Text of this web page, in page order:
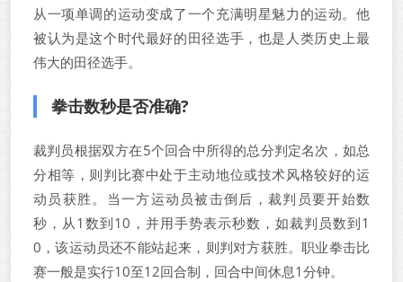
从一项单调的运动变成了一个充满明星魅力的运动。他
被认为是这个时代最好的田径选手，也是人类历史上最
伟大的田径选手。
拳击数秒是否准确?
裁判员根据双方在5个回合中所得的总分判定名次，如总
分相等，则判比赛中处于主动地位或技术风格较好的运
动员获胜。当一方运动员被击倒后，裁判员要开始数
秒，从1数到10，并用手势表示秒数，如裁判员数到1
0，该运动员还不能站起来，则判对方获胜。职业拳击比
赛一般是实行10至12回合制，回合中间休息1分钟。